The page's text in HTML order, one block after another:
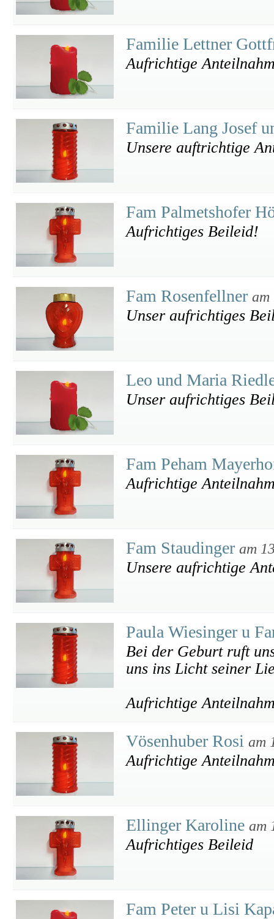
Familie Lettner
Aufrichtige
Familie Lang Josef
Unsere auftrichtige
Fam Palmetshofer
Aufrichtiges Beileid!
Fam Rosenfellner am
Unser aufrichtiges
Leo und Maria
Unser aufrichtiges
Fam Peham
Aufrichtige
Fam Staudinger am
Unsere aufrichtige
Paula Wiesinger u
Bei der Geburt ruft
uns ins Licht seiner
Aufrichtige
Vösenhuber Rosi am
Aufrichtige
Ellinger Karoline am
Aufrichtiges Beileid
Fam Peter u Lisi